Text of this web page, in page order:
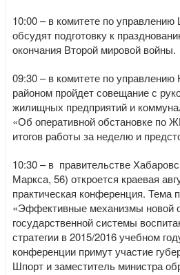
10:00 – в комитете по
обсудят подготовку к
окончания Второй мировой войны.
09:30 – в комитете по
районом пройдет совещание с
жилищных предприятий и
«Об оперативной обстановке по
итогов работы за неделю и
10:30 – в правительстве
Маркса, 56) откроется краевая
практическая конференция. Тема
«Эффективные механизмы новой
государственной системы
стратегии в 2015/2016 учебном
конференции примут участие
Шпорт и заместитель министра